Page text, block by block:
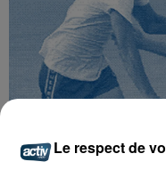
Le respect de